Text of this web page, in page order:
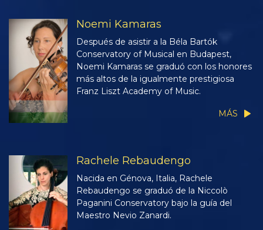
Noemi Kamaras
Después de asistir a la Béla Bartók
Conservatory of Musical en Budapest,
Noemi Kamaras se graduó con los honores
más altos de la igualmente prestigiosa
Franz Liszt Academy of Music.
MÁS
Rachele Rebaudengo
Nacida en Génova, Italia, Rachele
Rebaudengo se graduó de la Niccolò
Paganini Conservatory bajo la guía del
Maestro Nevio Zanardi.